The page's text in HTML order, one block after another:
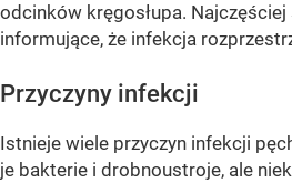
odcinków kręgosłupa. Najczęściej
informujące, że infekcja
Przyczyny infekcji
Istnieje wiele przyczyn infekcji
je bakterie i drobnoustroje, ale